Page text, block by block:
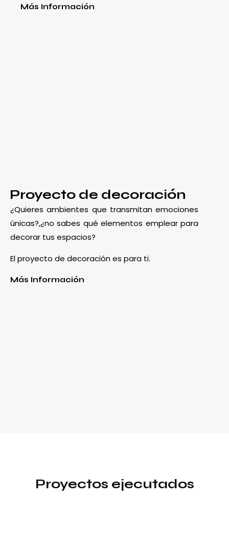
Más Información
Proyecto de decoración
¿Quieres ambientes que transmitan emociones
únicas?,¿no sabes qué elementos emplear para
decorar tus espacios?
El proyecto de decoración es para ti.
Más Información
Proyectos ejecutados